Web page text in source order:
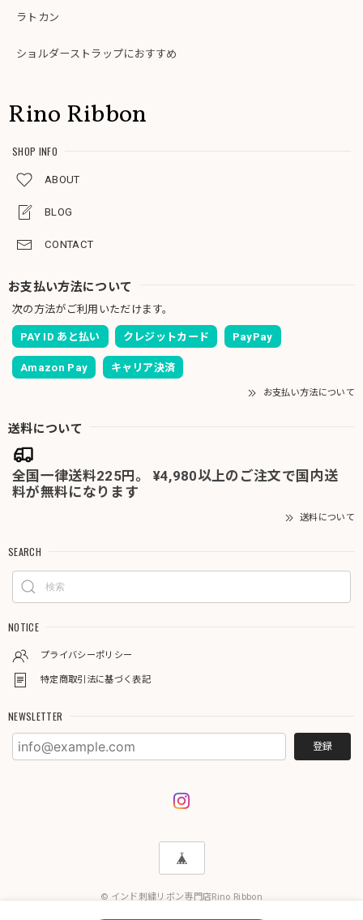
ラトカン
ショルダーストラップにおすすめ
Rino Ribbon
SHOP INFO
ABOUT
BLOG
CONTACT
お支払い方法について
次の方法がご利用いただけます。
PAY ID あと払い クレジットカード PayPay
Amazon Pay キャリア決済
お支払い方法について
送料について
全国一律送料225円。 ¥4,980以上のご注文で国内送
料が無料になります
送料について
SEARCH
NOTICE
プライバシーポリシー
特定商取引法に基づく表記
NEWSLETTER
登録
© インド刺繍リボン専門店Rino Ribbon